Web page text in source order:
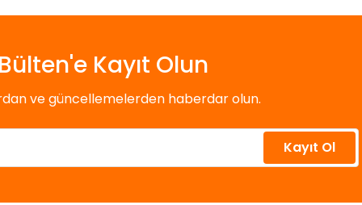
Kayıt Olun
ve güncellemelerden haberdar olun.
Kayıt Ol